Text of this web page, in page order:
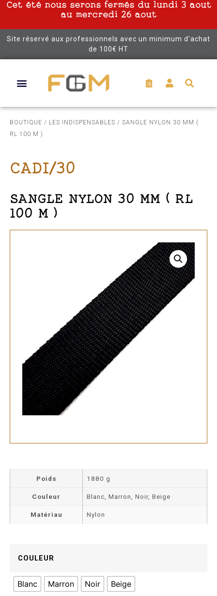
Cet été nous serons fermés du lundi 3 aout
au mercredi 26 aout
Site réservé aux professionnels avec un minimum d’achat
de 100€ HT
BOUTIQUE / LES INDISPENSABLES / SANGLE NYLON 30 MM (
RL 100 M )
CADI/30
SANGLE NYLON 30 MM ( RL
100 M )
Poids 1880 g
Couleur Blanc, Marron, Noir, Beige
Matériau Nylon
COULEUR
Blanc Marron Noir Beige